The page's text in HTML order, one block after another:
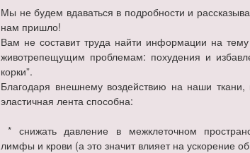
Мы не будем вдаваться в подробности и
нам пришло!
Вам не составит труда найти информации на
животрепещущим проблемам: похудения и
корки”.
Благодаря внешнему воздействию на наши
эластичная лента способна:
⠀* снижать давление в межклеточном
лимфы и крови (а это значит влияет на ускорение